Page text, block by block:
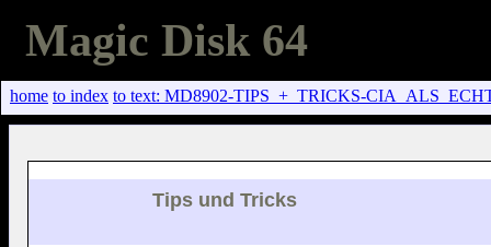
Magic Disk 64
home to index to text: MD8902-TIPS_+_TRICKS-
                   Tips und Tricks